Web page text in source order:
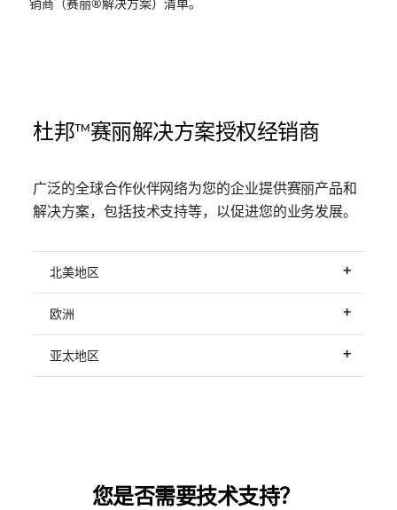
杜邦™赛丽解决方案授权经销商
广泛的全球合作伙伴网络为您的企业提供赛丽产品和
解决方案，包括技术支持等，以促进您的业务发展。
北美地区 +
欧洲 +
亚太地区 +
您是否需要技术支持？